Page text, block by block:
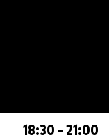
18:30 – 21:00